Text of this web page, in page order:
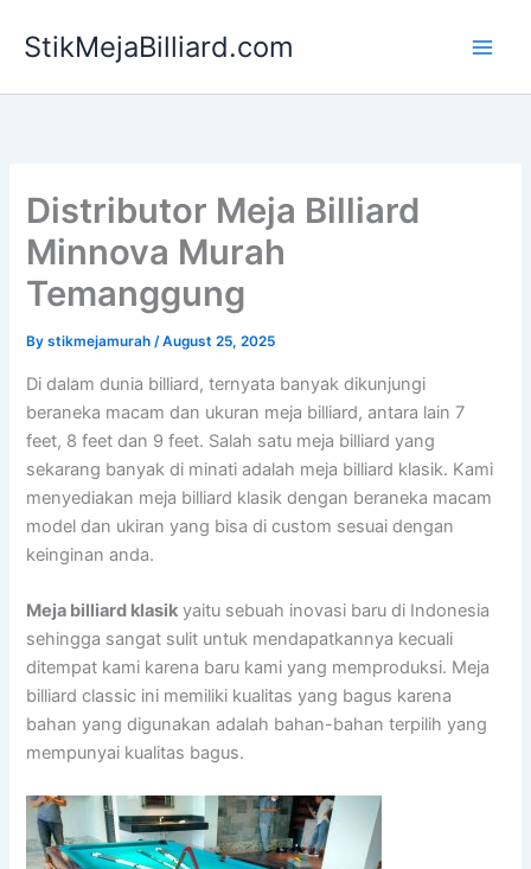
StikMejaBilliard.com
Distributor Meja Billiard
Minnova Murah
Temanggung
Bystikmejamurah/August 25, 2025
Di dalam dunia billiard, ternyata banyak dikunjungi
beraneka macam dan ukuran meja billiard, antara lain 7
feet, 8 feet dan 9 feet. Salah satu meja billiard yang
sekarang banyak di minati adalah meja billiard klasik. Kami
menyediakan meja billiard klasik dengan beraneka macam
model dan ukiran yang bisa di custom sesuai dengan
keinginan anda.
Meja billiard klasik yaitu sebuah inovasi baru di Indonesia
sehingga sangat sulit untuk mendapatkannya kecuali
ditempat kami karena baru kami yang memproduksi. Meja
billiard classic ini memiliki kualitas yang bagus karena
bahan yang digunakan adalah bahan-bahan terpilih yang
mempunyai kualitas bagus.